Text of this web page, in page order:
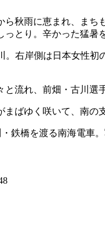
ら秋雨に恵まれ、ま
とり。辛かった猛暑
。右岸側は日本女性
流れ、前畑・古川選
ばゆく咲いて、南の
鉄橋を渡る南海電車